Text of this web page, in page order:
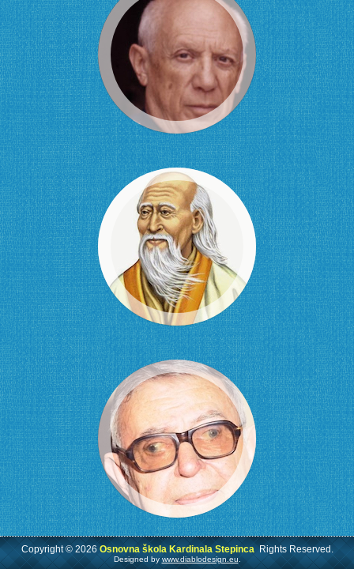
Copyright © 2026 Osnovna škola Kardinala StepincaRights Reserved.
Designed bywww.diablodesign.eu.